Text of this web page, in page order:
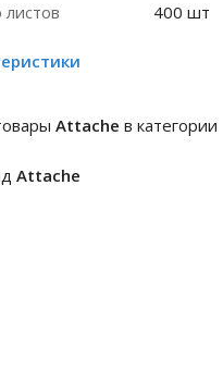
листов 400 шт
Attache в категории
Attache